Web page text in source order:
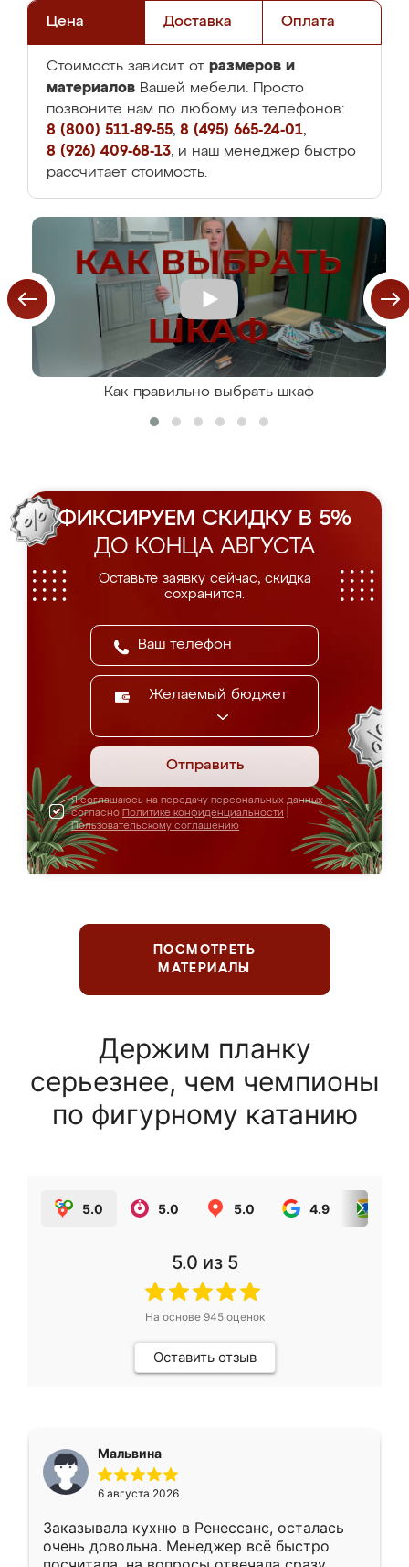
Цена Доставка Оплата
Стоимость зависит от размеров и
материалов Вашей мебели. Просто
позвоните нам по любому из телефонов:
8 (800) 511-89-55, 8 (495) 665-24-01,
8 (926) 409-68-13, и наш менеджер быстро
рассчитает стоимость.
Как правильно выбрать шкаф
ФИКСИРУЕМ СКИДКУ В 5%
ДО КОНЦА АВГУСТА
Оставьте заявку сейчас, скидка
сохранится.
Желаемый бюджет
Отправить
Я соглашаюсь на передачу персональных данных
согласно Политике конфиденциальности
Пользовательскому соглашению
ПОСМОТРЕТЬ
МАТЕРИАЛЫ
Держим планку
серьезнее, чем чемпионы
по фигурному катанию
5.0 5.0 5.0 4.9
5.0 из 5
На основе 945оценок
Оставить отзыв
Мальвина
6 августа 2026
Заказывала кухню в Ренессанс, осталась
очень довольна. Менеджер всё быстро